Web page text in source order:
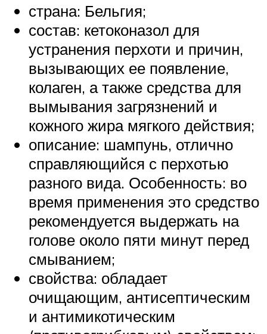
страна: Бельгия;
состав: кетоконазол для
устранения перхоти и причин,
вызывающих ее появление,
колаген, а также средства для
вымывания загрязнений и
кожного жира мягкого действия;
описание: шампунь, отлично
справляющийся с перхотью
разного вида. Особенность: во
время применения это средство
рекомендуется выдержать на
голове около пяти минут перед
смыванием;
свойства: обладает
очищающим, антисептическим
и антимикотическим